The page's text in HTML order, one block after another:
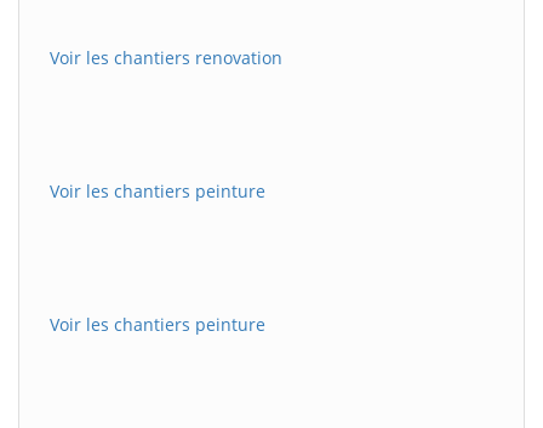
Voir les chantiers renovation
Voir les chantiers peinture
Voir les chantiers peinture